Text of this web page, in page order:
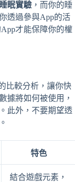
睡眠實驗 ，而你的睡
透過參與App的活
才能保障你的權
比較分析，讓你快
據將如何被使用，
此外，不要期望透
。
特色
結合遊戲元素，